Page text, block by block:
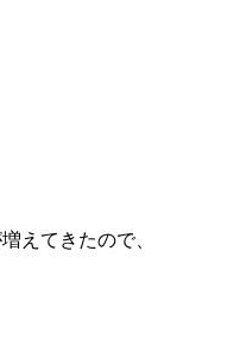
えてきたので、